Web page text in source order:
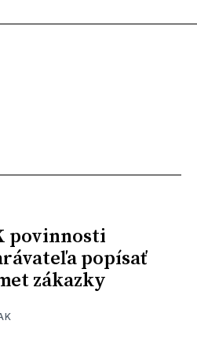
povinnosti
popísať
zákazky